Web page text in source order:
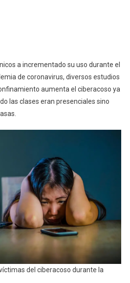
a incrementado su uso durante el
de coronavirus, diversos estudios
aumenta el ciberacoso ya
las clases eran presenciales sino
del ciberacoso durante la